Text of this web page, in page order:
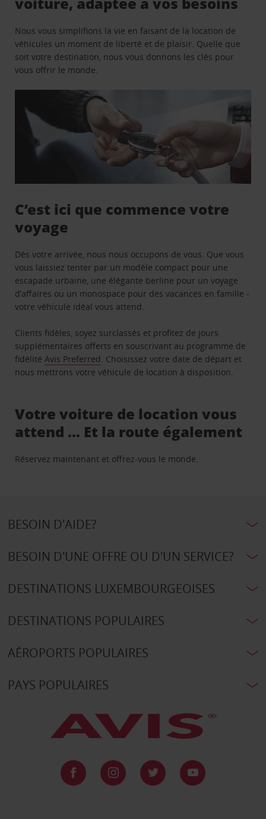
Nous vous simplifions la vie en faisant de la location de
véhicules un moment de liberté et de plaisir. Quelle que
soit votre destination, nous vous donnons les clés pour
vous offrir le monde.
C’est ici que commence votre
voyage
Dès votre arrivée, nous nous occupons de vous. Que vous
vous laissiez tenter par un modèle compact pour une
escapade urbaine, une élégante berline pour un voyage
d’affaires ou un monospace pour des vacances en famille -
votre véhicule idéal vous attend.
Clients fidèles, soyez surclassés et profitez de jours
supplémentaires offerts en souscrivant au programme de
fidélitéAvis Preferred. Choisissez votre date de départ et
nous mettrons votre véhicule de location à disposition.
Votre voiture de location vous
attend … Et la route également
Réservez maintenant et offrez-vous le monde.
BESOIN D'AIDE?
BESOIN D'UNE OFFRE OU D'UN SERVICE?
DESTINATIONS LUXEMBOURGEOISES
DESTINATIONS POPULAIRES
AÉROPORTS POPULAIRES
PAYS POPULAIRES